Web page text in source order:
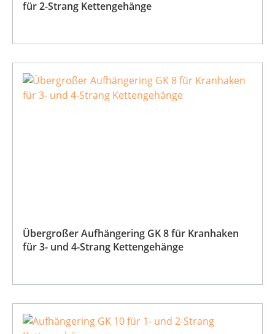
für 2-Strang Kettengehänge
Übergroßer Aufhängering GK 8 für Kranhaken
für 3- und 4-Strang Kettengehänge